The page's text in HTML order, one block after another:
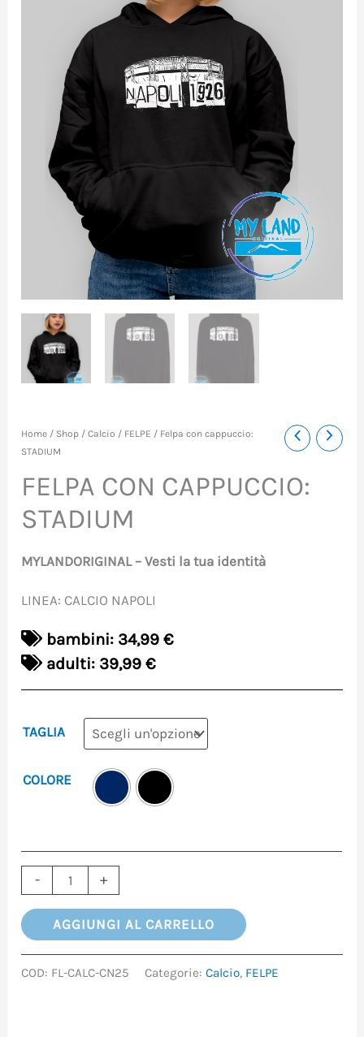
Home / Shop /Calcio / FELPE / Felpa con cappuccio:
STADIUM
FELPA CON CAPPUCCIO:
STADIUM
MYLANDORIGINAL – Vesti la tua identità
LINEA: CALCIO NAPOLI
bambini: 34,99 €
adulti: 39,99 €
TAGLIA
COLORE
-
Felpa
cappuccio:
STADIUM
+
AGGIUNGI AL CARRELLO
COD: FL-CALC-CN25 Categorie:Calcio, FELPE